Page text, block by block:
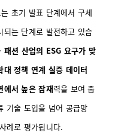
초기 발표 단계에서 구체
는 단계로 발전하고 있습
패션 산업의 ESG 요구가 맞
정책 연계 실증 데이터
에서 높은 잠재력을 보여 줍
기술 도입을 넘어 공급망
례로 평가됩니다.